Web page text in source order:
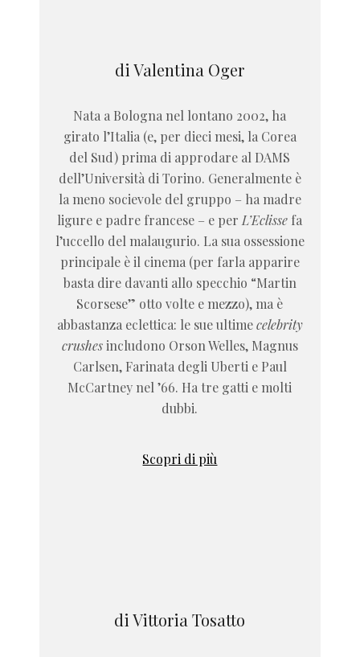
di Valentina Oger
Nata a Bologna nel lontano 2002, ha
girato l’Italia (e, per dieci mesi, la Corea
del Sud) prima di approdare al DAMS
dell’Università di Torino. Generalmente è
la meno socievole del gruppo – ha madre
ligure e padre francese – e per L’Eclisse fa
l’uccello del malaugurio. La sua ossessione
principale è il cinema (per farla apparire
basta dire davanti allo specchio “Martin
Scorsese” otto volte e mezzo), ma è
abbastanza eclettica: le sue ultimecelebrity
crushesincludono Orson Welles, Magnus
Carlsen, Farinata degli Uberti e Paul
McCartney nel ’66. Ha tre gatti e molti
dubbi.
Scopri di più
di Vittoria Tosatto